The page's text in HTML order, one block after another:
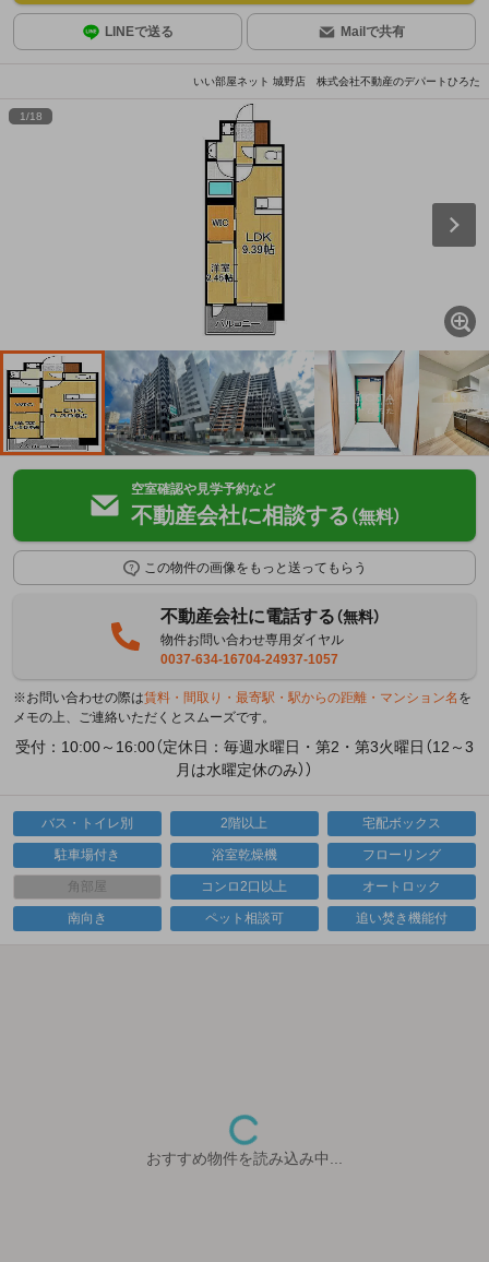
LINEで送る Mailで共有
いい部屋ネット 城野店 株式会社不動産のデパートひろた
1/18
空室確認や見学予約など
不動産会社に相談する （無料）
この物件の画像をもっと送ってもらう
不動産会社に電話する（無料）
物件お問い合わせ専用ダイヤル
0037-634-16704-24937-1057
※お問い合わせの際は賃料・間取り・最寄駅・駅からの距離・マンション名 を
メモの上、ご連絡いただくとスムーズです。
受付：10:00～16:00（定休日：毎週水曜日・第2・第3火曜日（12～3
月は水曜定休のみ））
バス・トイレ別 2階以上 宅配ボックス
駐車場付き 浴室乾燥機 フローリング
角部屋 コンロ2口以上 オートロック
南向き ペット相談可 追い焚き機能付
おすすめ物件を読み込み中...